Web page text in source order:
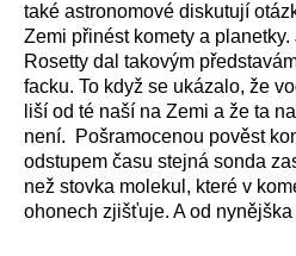
také astronomové diskutují
Zemi přinést komety a
Rosetty dal takovým
facku. To když se ukázalo, že
liší od té naší na Zemi a že ta
není. Pošramocenou pověst
odstupem času stejná sonda
než stovka molekul, které v
ohonech zjišťuje. A od